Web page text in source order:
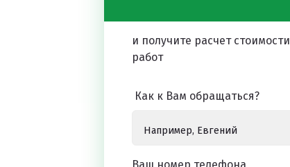
и получите расчет стоимости
работ
Как к Вам обращаться?